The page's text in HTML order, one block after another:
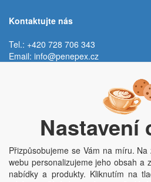
Kontaktujte nás
Tel.: +420 728 706 343
Email: info@penepex.cz
Trávník 2076, 686 03 Staré Město
Nastavení
Přizpůsobujeme se Vám na míru.
webu personalizujeme jeho obsah a
nabídky a produkty. Kliknutím na